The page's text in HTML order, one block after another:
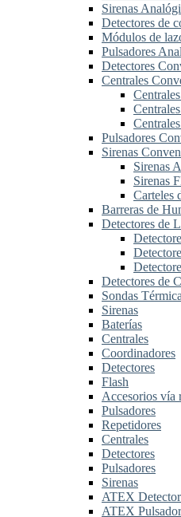
Sirenas
Detectores de
Módulos de
Pulsadores
Detectores
Centrales
Pulsadores
Sirenas
Sirenas
Sirenas
Carteles
Barreras de
Detectores de
Detectores de
Sondas
Sirenas
Baterías
Centrales
Coordinadores
Detectores
Flash
Accesorios vía
Pulsadores
Repetidores
Centrales
Detectores
Pulsadores
Sirenas
ATEX
ATEX